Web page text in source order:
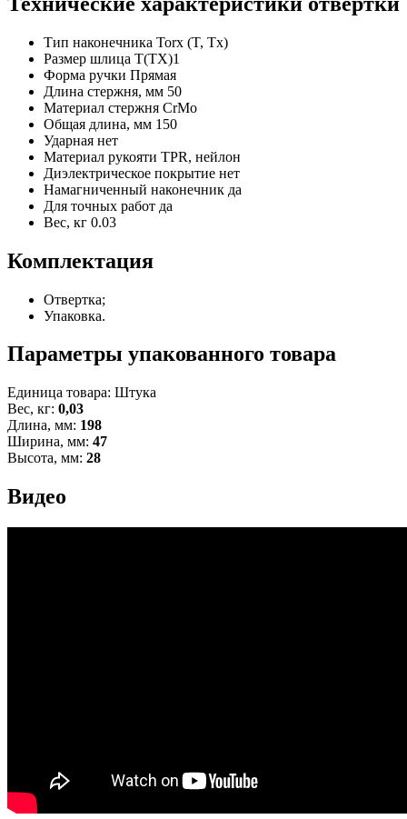
Тип наконечника Torx (T, Tx)
Размер шлица Т(ТХ)1
Форма ручки Прямая
Длина стержня, мм 50
Материал стержня CrMo
Общая длина, мм 150
Ударная нет
Материал рукояти TPR, нейлон
Диэлектрическое покрытие нет
Намагниченный наконечник да
Для точных работ да
Вес, кг 0.03
Комплектация
Отвертка;
Упаковка.
Параметры упакованного товара
Единица товара: Штука
Вес, кг: 0,03
Длина, мм: 198
Ширина, мм: 47
Высота, мм: 28
Видео